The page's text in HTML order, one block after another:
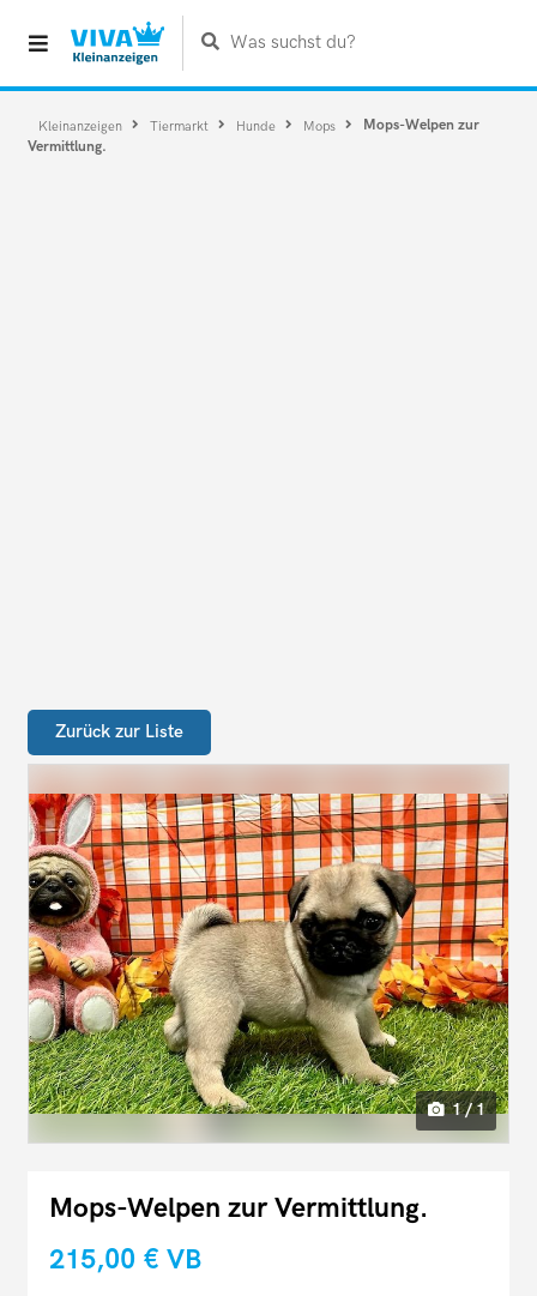
Was suchst du?
Kleinanzeigen Tiermarkt Hunde Mops
Mops-Welpen zur
Vermittlung.
Zurück zur Liste
1 / 1
Mops-Welpen zur Vermittlung.
215,00 € VB